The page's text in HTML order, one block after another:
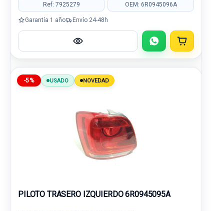
Ref: 7925279 OEM: 6R0945096A
Garantía 1 año Envío 24-48h
-5% USADO NOVEDAD
PILOTO TRASERO IZQUIERDO 6R0945095A